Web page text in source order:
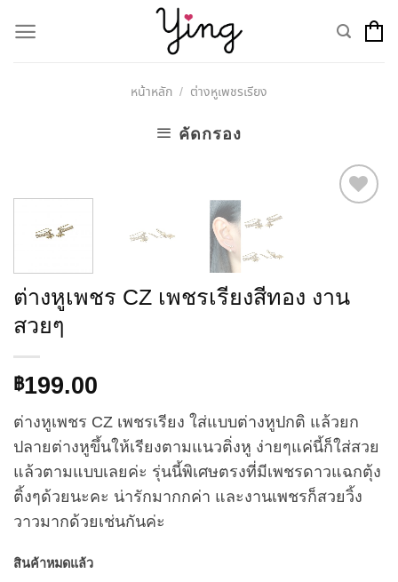
หน้าหลัก / ต่างหูเพชรเรียง
คัดกรอง
ต่างหูเพชร CZ เพชรเรียงสีทอง งาน
สวยๆ
฿199.00
ต่างหูเพชร CZ เพชรเรียง ใส่แบบต่างหูปกติ แล้วยก
ปลายต่างหูขึ้นให้เรียงตามแนวติ่งหู ง่ายๆแค่นี้ก็ใส่สวย
แล้วตามแบบเลยค่ะ รุ่นนี้พิเศษตรงที่มีเพชรดาวแฉกตุ้ง
ติ้งๆด้วยนะคะ น่ารักมากกค่า และงานเพชรก็สวยวิ้ง
วาวมากด้วยเช่นกันค่ะ
สินค้าหมดแล้ว